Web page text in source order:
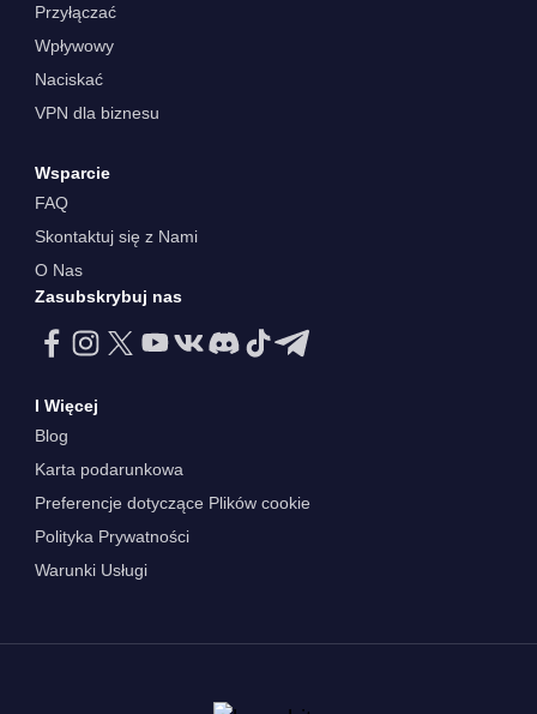
Przyłączać
Wpływowy
Naciskać
VPN dla biznesu
Wsparcie
FAQ
Skontaktuj się z Nami
O Nas
Zasubskrybuj nas
I Więcej
Blog
Karta podarunkowa
Preferencje dotyczące Plików cookie
Polityka Prywatności
Warunki Usługi